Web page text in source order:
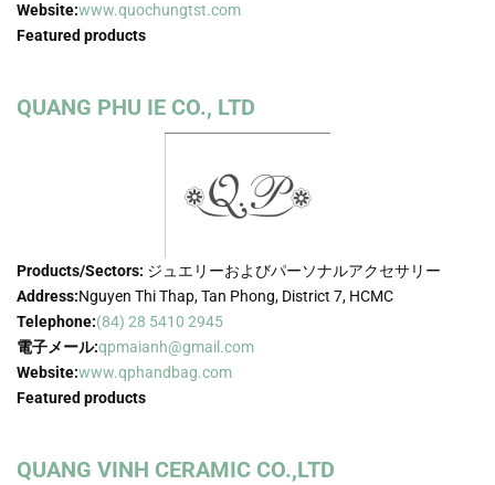
Website:www.quochungtst.com
Featured products
QUANG PHU IE CO., LTD
Products/Sectors: ジュエリーおよびパーソナルアクセサリー
Address:Nguyen Thi Thap, Tan Phong, District 7, HCMC
Telephone:(84) 28 5410 2945
電子メール:qpmaianh@gmail.com
Website:www.qphandbag.com
Featured products
QUANG VINH CERAMIC CO.,LTD